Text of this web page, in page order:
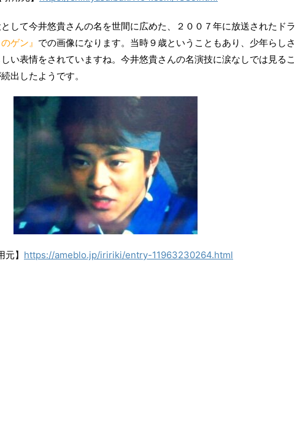
して今井悠貴さんの名を世間に広めた、２００７年に放送されたドラ
ゲン』 での画像になります。当時９歳ということもあり、少年らしさ
い表情をされていますね。今井悠貴さんの名演技に涙なしでは見るこ
出したようです。
元】 https://ameblo.jp/iririki/entry-11963230264.html